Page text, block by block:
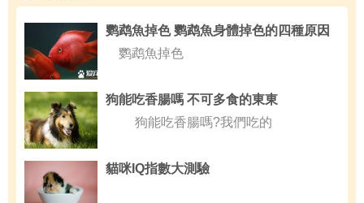
鹦鹉魚掉色 鹦鹉魚身體掉色的四種原因
鹦鹉魚掉色
狗能吃香腸嗎 不可多食的東東
狗能吃香腸嗎?我們吃的
貓咪IQ指數大測驗